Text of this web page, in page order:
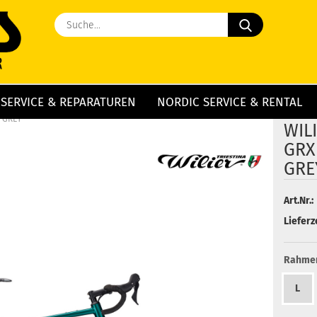
Suche...
& REPARATUREN NORDIC SERVICE & RENTAL
» WILIER »
Art.Nr.:
L